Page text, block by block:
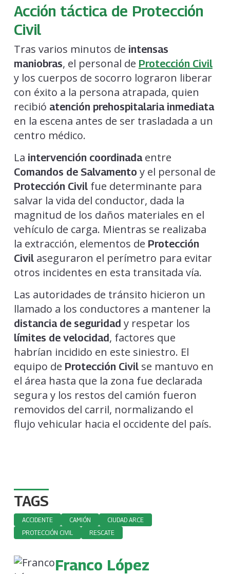
Acción táctica de Protección
Civil
Tras varios minutos de intensas
maniobras, el personal de Protección Civil
y los cuerpos de socorro lograron liberar
con éxito a la persona atrapada, quien
recibió atención prehospitalaria inmediata
en la escena antes de ser trasladada a un
centro médico.
La intervención coordinadaentre
Comandos de Salvamento y el personal de
Protección Civilfue determinante para
salvar la vida del conductor, dada la
magnitud de los daños materiales en el
vehículo de carga. Mientras se realizaba
la extracción, elementos de Protección
Civilaseguraron el perímetro para evitar
otros incidentes en esta transitada vía.
Las autoridades de tránsito hicieron un
llamado a los conductores a mantener la
distancia de seguridad y respetar los
límites de velocidad, factores que
habrían incidido en este siniestro. El
equipo de Protección Civilse mantuvo en
el área hasta que la zona fue declarada
segura y los restos del camión fueron
removidos del carril, normalizando el
flujo vehicular hacia el occidente del país.
TAGS
ACCIDENTE CAMIÓN
CIUDAD ARCE
PROTECCIÓN CIVIL
RESCATE
Franco López